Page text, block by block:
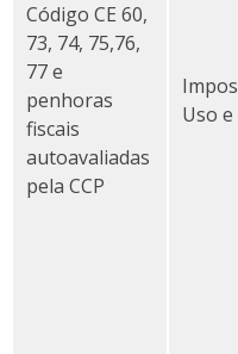
Código CE 60,
73, 74, 75,76,
77 e
penhoras
fiscais
autoavaliadas
pela CCP
Uso